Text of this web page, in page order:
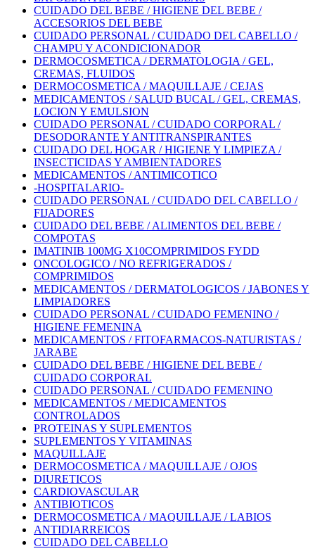
CUIDADO DEL BEBE / HIGIENE DEL BEBE /
ACCESORIOS DEL BEBE
CUIDADO PERSONAL / CUIDADO DEL CABELLO /
CHAMPU Y ACONDICIONADOR
DERMOCOSMETICA / DERMATOLOGIA / GEL,
CREMAS, FLUIDOS
DERMOCOSMETICA / MAQUILLAJE / CEJAS
MEDICAMENTOS / SALUD BUCAL / GEL, CREMAS,
LOCION Y EMULSION
CUIDADO PERSONAL / CUIDADO CORPORAL /
DESODORANTE Y ANTITRANSPIRANTES
CUIDADO DEL HOGAR / HIGIENE Y LIMPIEZA /
INSECTICIDAS Y AMBIENTADORES
MEDICAMENTOS / ANTIMICOTICO
-HOSPITALARIO-
CUIDADO PERSONAL / CUIDADO DEL CABELLO /
FIJADORES
CUIDADO DEL BEBE / ALIMENTOS DEL BEBE /
COMPOTAS
IMATINIB 100MG X10COMPRIMIDOS FYDD
ONCOLOGICO / NO REFRIGERADOS /
COMPRIMIDOS
MEDICAMENTOS / DERMATOLOGICOS / JABONES Y
LIMPIADORES
CUIDADO PERSONAL / CUIDADO FEMENINO /
HIGIENE FEMENINA
MEDICAMENTOS / FITOFARMACOS-NATURISTAS /
JARABE
CUIDADO DEL BEBE / HIGIENE DEL BEBE /
CUIDADO CORPORAL
CUIDADO PERSONAL / CUIDADO FEMENINO
MEDICAMENTOS / MEDICAMENTOS
CONTROLADOS
PROTEINAS Y SUPLEMENTOS
SUPLEMENTOS Y VITAMINAS
MAQUILLAJE
DERMOCOSMETICA / MAQUILLAJE / OJOS
DIURETICOS
CARDIOVASCULAR
ANTIBIOTICOS
DERMOCOSMETICA / MAQUILLAJE / LABIOS
ANTIDIARREICOS
CUIDADO DEL CABELLO